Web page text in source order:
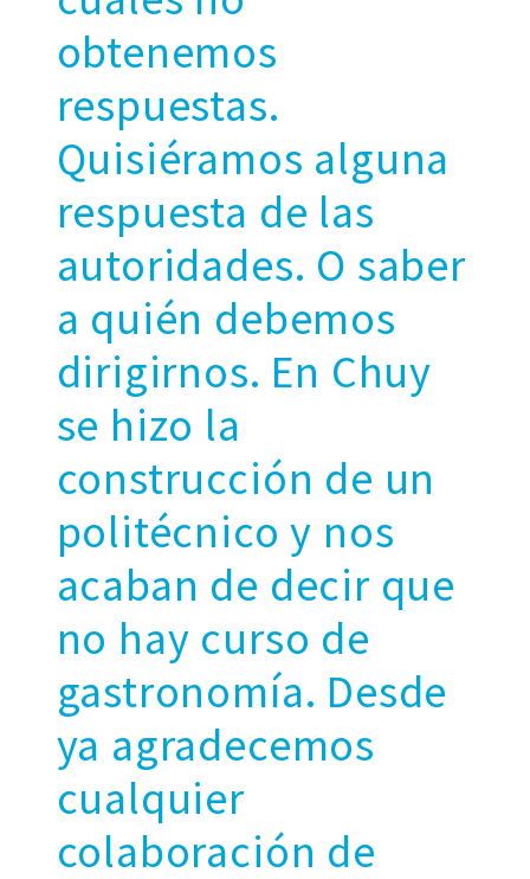
obtenemos
respuestas.
Quisiéramos alguna
respuesta de las
autoridades. O saber
a quién debemos
dirigirnos. En Chuy
se hizo la
construcción de un
politécnico y nos
acaban de decir que
no hay curso de
gastronomía. Desde
ya agradecemos
cualquier
colaboración de